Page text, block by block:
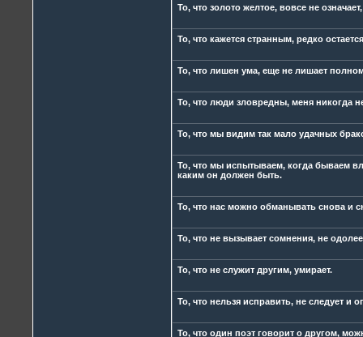
То, что золото желтое, вовсе не
То, что кажется странным, редко
То, что лишен ума, еще не лишает
То, что люди зловредны, меня никогда
То, что мы видим так мало удачных
То, что мы испытываем, когда бываем
каким он должен быть.
То, что нас можно обманывать снова и
То, что не вызывает сомнения, не
То, что не служит другим, умирает.
То, что нельзя исправить, не следует и
То, что один поэт говорит о другом,